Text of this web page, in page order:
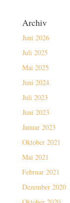
Archiv
Juni 2026
Juli 2025
Mai 2025
Juni 2024
Juli 2023
Juni 2023
Januar 2023
Oktober 2021
Mai 2021
Februar 2021
Dezember 2020